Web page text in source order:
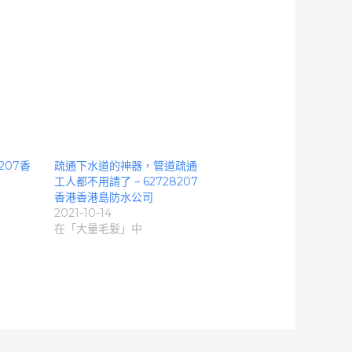
香
疏通下水道的神器，管道疏通
工人都不用請了 – 62728207
香港香港島防水公司
2021-10-14
在「大量毛髮」中